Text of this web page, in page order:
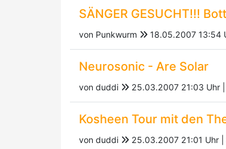
SÄNGER GESUCHT!!!
von Punkwurm 18.05.2007 13:54
Neurosonic - Are Solar
von duddi 25.03.2007 21:03 Uhr |
Kosheen Tour mit den
von duddi 25.03.2007 21:01 Uhr |